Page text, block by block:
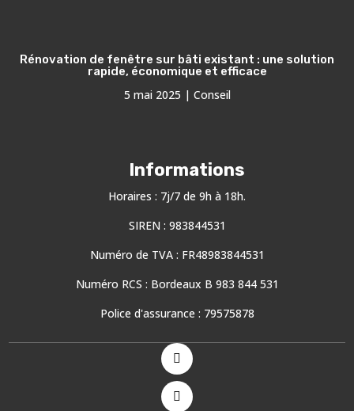
Rénovation de fenêtre sur bâti existant : une solution
rapide, économique et efficace
5 mai 2025 | Conseil
Informations
Horaires : 7j/7 de 9h à 18h.
SIREN : 983844531
Numéro de TVA : FR48983844531
Numéro RCS : Bordeaux B 983 844 531
Police d'assurance : 79575878